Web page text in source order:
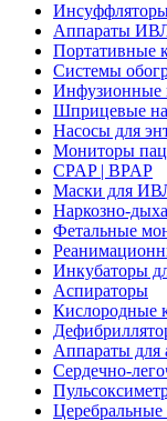
Аппараты
Портативные
Системы
Инфузионные
Шприцевые
Насосы для
Мониторы
CPAP | BPAP
Маски для
Наркозно-
Фетальные
Инкубаторы
Аспираторы
Кислородные
Аппараты для
Сердечно-